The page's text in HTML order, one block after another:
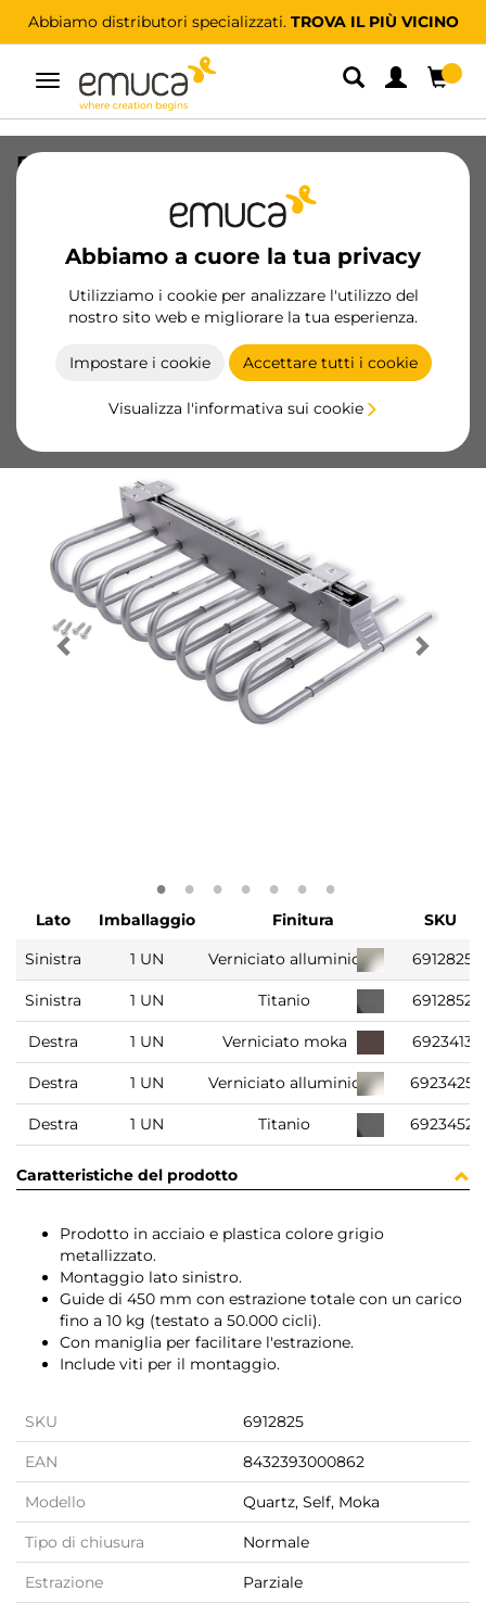
Abbiamo distributori specializzati. TROVA IL PIÙ VICINO
Navigazione
Abbiamo a cuore la tua privacy
Utilizziamo i cookie per analizzare l'utilizzo del
nostro sito web e migliorare la tua esperienza.
Impostare i cookie Accettare tutti i cookie
Visualizza l'informativa sui cookie
Portapantaloni estraibile, Sinistro,
Acciaio e Tecnoplastica, Verniciato
6912825/EAN 8432393000862
Diventa cliente
Scheda prodotto
Lato Imballaggio Finitura
SKU
Sinistra
1 UN Verniciato alluminio 6912825
Sinistra 1 UN Titanio 6912852
Destra 1 UN Verniciato moka 6923413
Destra 1 UN Verniciato alluminio 6923425
Destra 1 UN Titanio 6923452
Caratteristiche del prodotto
Prodotto in acciaio e plastica colore grigio
metallizzato.
Montaggio lato sinistro.
Guide di 450 mm con estrazione totale con un carico
fino a 10 kg (testato a 50.000 cicli).
Con maniglia per facilitare l'estrazione.
Include viti per il montaggio.
SKU 6912825
EAN 8432393000862
Modello Quartz, Self, Moka
Tipo di chiusura Normale
Estrazione Parziale